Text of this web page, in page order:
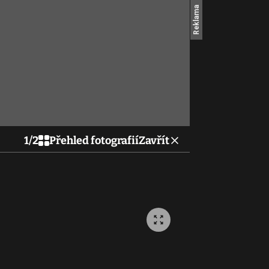
1/2 Přehled fotografiíZavřít